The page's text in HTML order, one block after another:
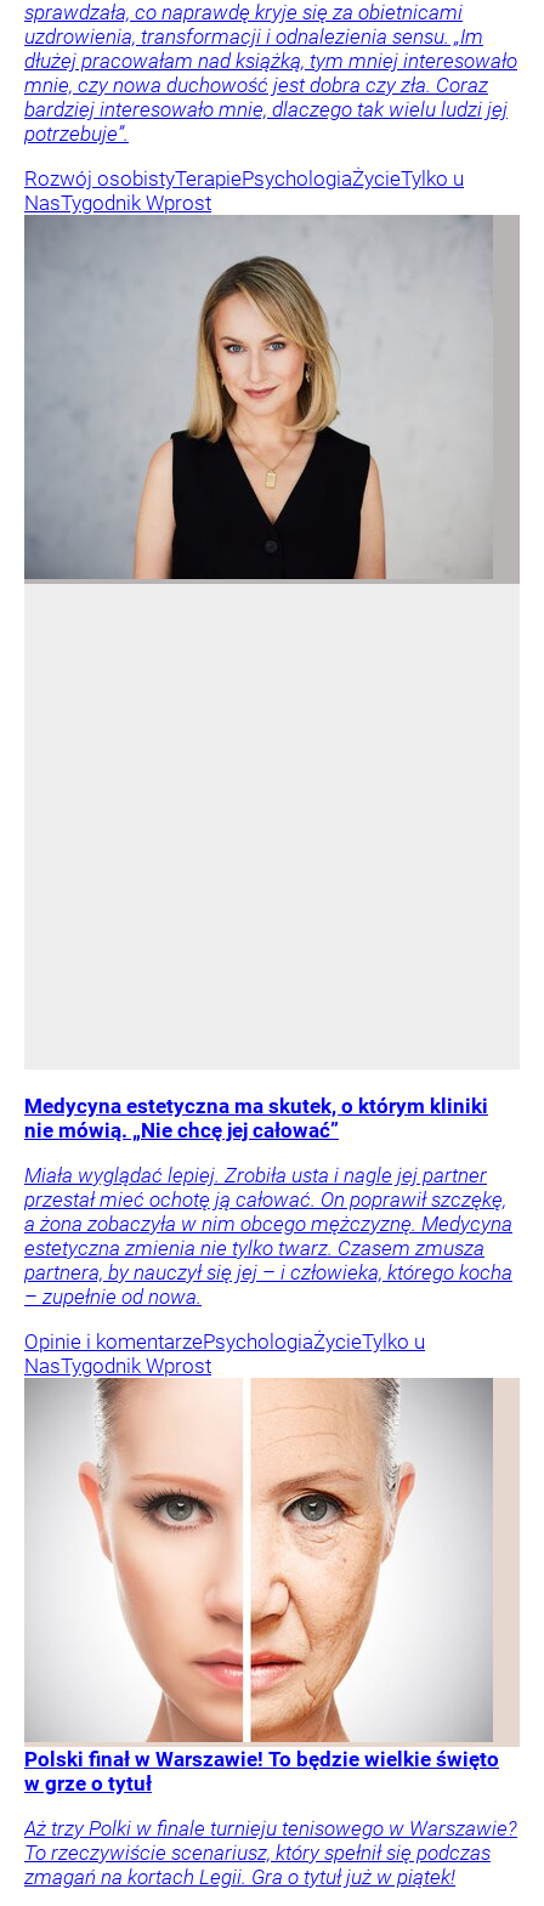
sprawdzała, co naprawdę kryje się za obietnicami
uzdrowienia, transformacji i odnalezienia sensu. „Im
dłużej pracowałam nad książką, tym mniej interesowało
mnie, czy nowa duchowość jest dobra czy zła. Coraz
bardziej interesowało mnie, dlaczego tak wielu ludzi jej
potrzebuje”.
Rozwój osobistyTerapiePsychologiaŻycieTylko u
NasTygodnik Wprost
Medycyna estetyczna ma skutek, o którym kliniki
nie mówią. „Nie chcę jej całować”
Miała wyglądać lepiej. Zrobiła usta i nagle jej partner
przestał mieć ochotę ją całować. On poprawił szczękę,
a żona zobaczyła w nim obcego mężczyznę. Medycyna
estetyczna zmienia nie tylko twarz. Czasem zmusza
partnera, by nauczył się jej – i człowieka, którego kocha
– zupełnie od nowa.
Opinie i komentarzePsychologiaŻycieTylko u
NasTygodnik Wprost
Polski finał w Warszawie! To będzie wielkie święto
w grze o tytuł
Aż trzy Polki w finale turnieju tenisowego w Warszawie?
To rzeczywiście scenariusz, który spełnił się podczas
zmagań na kortach Legii. Gra o tytuł już w piątek!